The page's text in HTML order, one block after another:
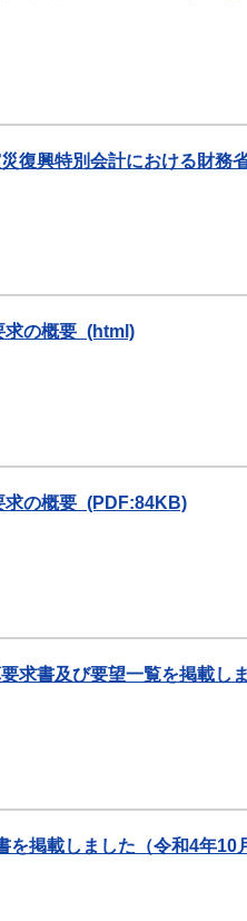
復興特別会計における財務
求の概要_(html)
求の概要_(PDF:84KB)
求書及び要望一覧を掲載し
掲載しました（令和4年10